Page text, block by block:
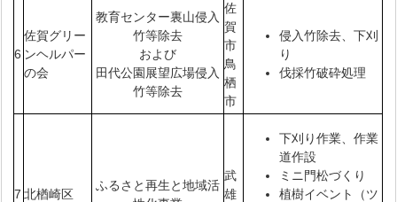
6
佐賀グリー
ンヘルパー
の会
教育センター裏山侵入
竹等除去
および
田代公園展望広場侵入
竹等除去
佐
賀
市
鳥
栖
市
侵入竹除去、下刈
り
伐採竹破砕処理
7 北楢崎区
ふるさと再生と地域活
武
雄
下刈り作業、作業
道作設
ミニ門松づくり
植樹イベント（ツ